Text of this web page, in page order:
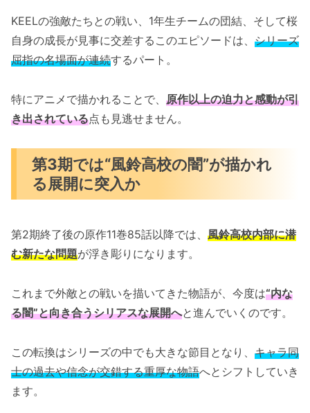
KEELの強敵たちとの戦い、1年生チームの団結、そして桜
自身の成長が見事に交差するこのエピソードは、 シリーズ
屈指の名場面が連続するパート。
特にアニメで描かれることで、 原作以上の迫力と感動が引
き出されている点も見逃せません。
第3期では“風鈴高校の闇”が描かれ
る展開に突入か
第2期終了後の原作11巻85話以降では、 風鈴高校内部に潜
む新たな問題が浮き彫りになります。
これまで外敵との戦いを描いてきた物語が、今度は“内な
る闇”と向き合うシリアスな展開へと進んでいくのです。
この転換はシリーズの中でも大きな節目となり、 キャラ同
士の過去や信念が交錯する重厚な物語へとシフトしていき
ます。